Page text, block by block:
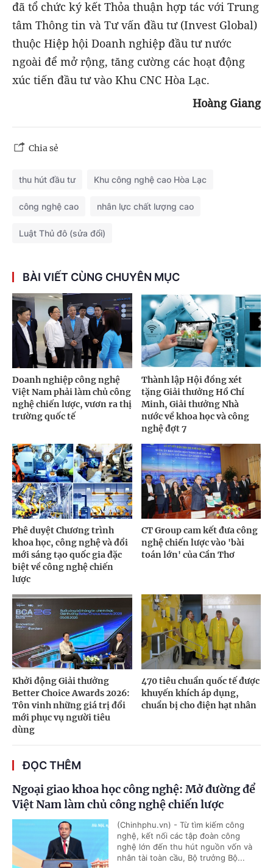
đã tổ chức ký kết Thỏa thuận hợp tác với Trung
tâm Thông tin và Tư vấn đầu tư (Invest Global)
thuộc Hiệp hội Doanh nghiệp đầu tư nước
ngoài để mở rộng, tăng cường các hoạt động
xúc tiến đầu tư vào Khu CNC Hòa Lạc.
Hoàng Giang
Chia sẻ
thu hút đầu tư Khu công nghệ cao Hòa Lạc
công nghệ cao nhân lực chất lượng cao
Luật Thủ đô (sửa đổi)
BÀI VIẾT CÙNG CHUYÊN MỤC
Doanh nghiệp công nghệ
Việt Nam phải làm chủ công
nghệ chiến lược, vươn ra thị
trường quốc tế
Thành lập Hội đồng xét
tặng Giải thưởng Hồ Chí
Minh, Giải thưởng Nhà
nước về khoa học và công
nghệ đợt 7
Phê duyệt Chương trình
khoa học, công nghệ và đổi
mới sáng tạo quốc gia đặc
biệt về công nghệ chiến
lược
CT Group cam kết đưa công
nghệ chiến lược vào 'bài
toán lớn' của Cần Thơ
Khởi động Giải thưởng
Better Choice Awards 2026:
Tôn vinh những giá trị đổi
mới phục vụ người tiêu
dùng
470 tiêu chuẩn quốc tế được
khuyến khích áp dụng,
chuẩn bị cho điện hạt nhân
ĐỌC THÊM
Ngoại giao khoa học công nghệ: Mở đường để
Việt Nam làm chủ công nghệ chiến lược
(Chinhphu.vn) - Từ tìm kiếm công
nghệ, kết nối các tập đoàn công
nghệ lớn đến thu hút nguồn vốn và
nhân tài toàn cầu, Bộ trưởng Bộ...